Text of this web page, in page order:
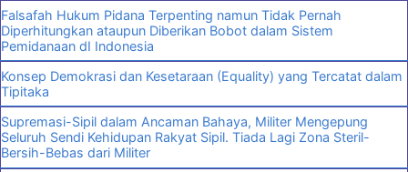
Falsafah Hukum Pidana Terpenting namun Tidak Pernah
Diperhitungkan ataupun Diberikan Bobot dalam Sistem
Pemidanaan dI Indonesia
Konsep Demokrasi dan Kesetaraan (Equality) yang Tercatat dalam
Tipitaka
Supremasi-Sipil dalam Ancaman Bahaya, Militer Mengepung
Seluruh Sendi Kehidupan Rakyat Sipil. Tiada Lagi Zona Steril-
Bersih-Bebas dari Militer